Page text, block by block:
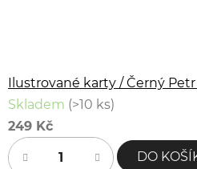
Ilustrované karty / Černý
Skladem (>10 ks)
249 Kč
DO